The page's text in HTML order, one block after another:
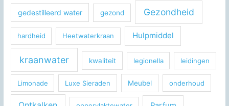
gedestilleerd water gezond Gezondheid
hardheid Heetwaterkraan Hulpmiddel
kraanwater kwaliteit legionella leidingen
Limonade Luxe Sieraden Meubel onderhoud